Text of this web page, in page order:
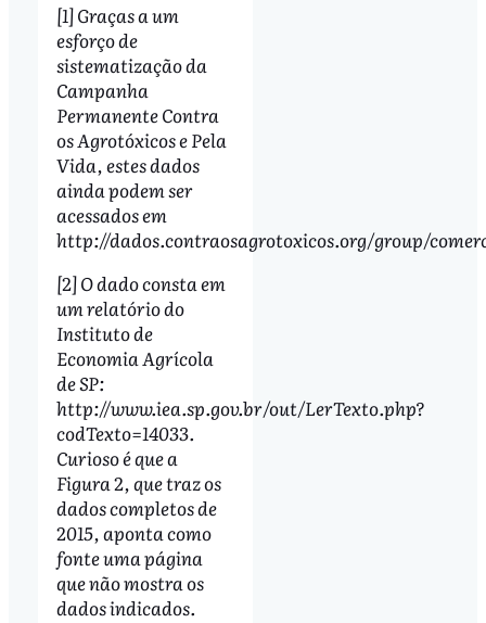
[1] Graças a um
esforço de
sistematização da
Campanha
Permanente Contra
os Agrotóxicos e Pela
Vida, estes dados
ainda podem ser
acessados em
http://dados.contraosagrotoxicos.org/group/
[2] O dado consta em
um relatório do
Instituto de
Economia Agrícola
de SP:
http://www.iea.sp.gov.br/out/LerTexto.php?
codTexto=14033.
Curioso é que a
Figura 2, que traz os
dados completos de
2015, aponta como
fonte uma página
que não mostra os
dados indicados.